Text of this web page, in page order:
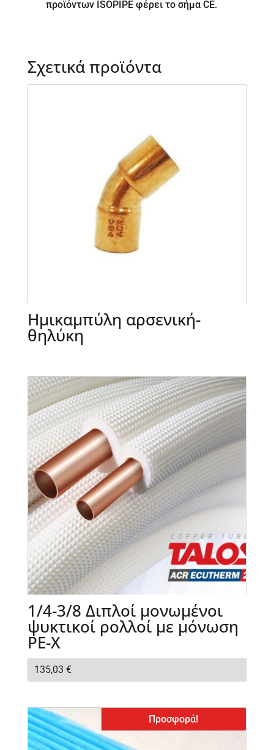
προϊόντων ISOPIPE φέρει το σήμα CE.
Σχετικά προϊόντα
Ημικαμπύλη αρσενική-
θηλύκη
1/4-3/8 Διπλοί μονωμένοι
ψυκτικοί ρολλοί με μόνωση
ΡΕ-Χ
135,03 €
Προσφορά!